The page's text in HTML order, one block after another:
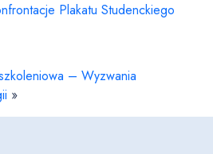
Plakatu Studenckiego
– Wyzwania
»